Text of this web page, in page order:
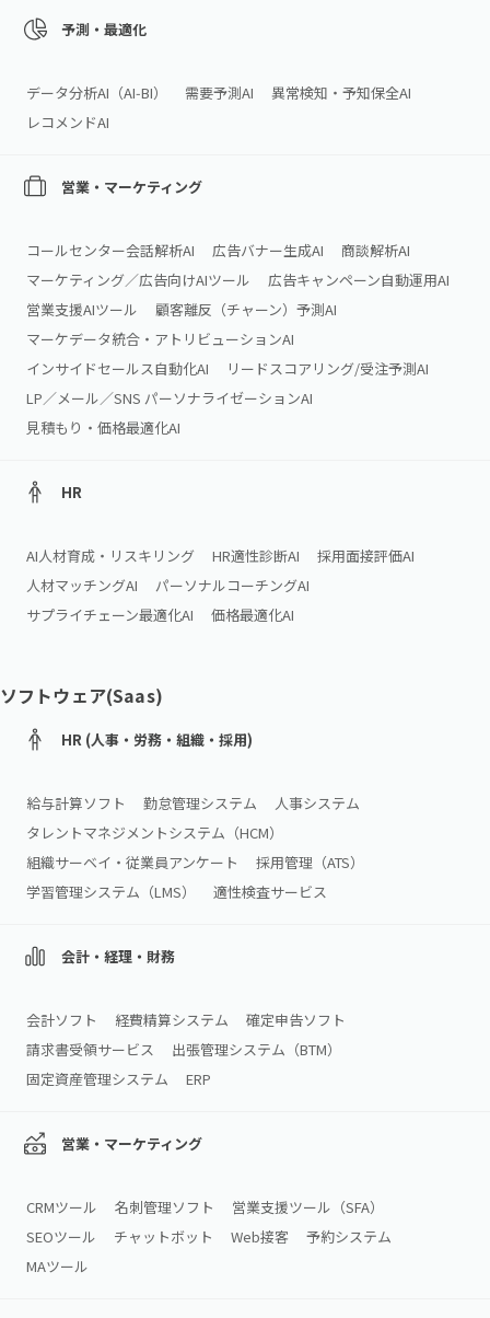
予測・最適化
データ分析AI（AI‑BI） 需要予測AI
異常検知・予知保全AI
レコメンドAI
営業・マーケティング
コールセンター会話解析AI 広告バナー生成AI
商談解析AI
マーケティング／広告向けAIツール
広告キャンペーン自動運用AI
営業支援AIツール
顧客離反（チャーン）予測AI
マーケデータ統合・アトリビューションAI
インサイドセールス自動化AI
リードスコアリング/受注予測AI
LP／メール／SNS パーソナライゼーションAI
見積もり・価格最適化AI
HR
AI人材育成・リスキリング HR適性診断AI
採用面接評価AI
人材マッチングAI
パーソナルコーチングAI
サプライチェーン最適化AI
価格最適化AI
ソフトウェア(Saas)
HR (人事・労務・組織・採用)
給与計算ソフト 勤怠管理システム
人事システム
タレントマネジメントシステム（HCM）
組織サーベイ・従業員アンケート
採用管理（ATS）
学習管理システム（LMS）
適性検査サービス
会計・経理・財務
会計ソフト 経費精算システム
確定申告ソフト
請求書受領サービス
出張管理システム（BTM）
固定資産管理システム
ERP
営業・マーケティング
CRMツール 名刺管理ソフト
営業支援ツール（SFA）
SEOツール
チャットボット Web接客
予約システム
MAツール